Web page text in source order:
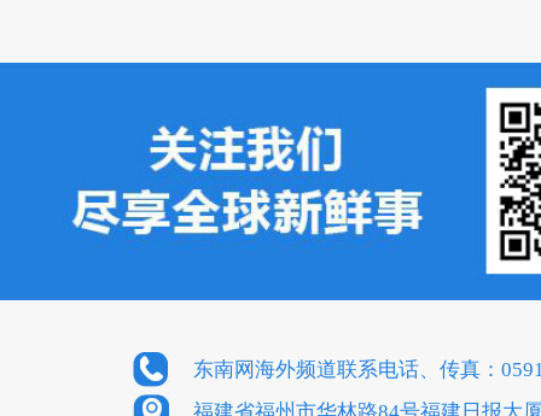
东南网海外频道联系电话、传真：
福建省福州市华林路84号福建日报大